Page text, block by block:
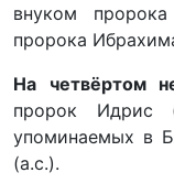
внуком
пророка
На четвёртом
пророк Идрис
упоминаемых в
(а.с.).